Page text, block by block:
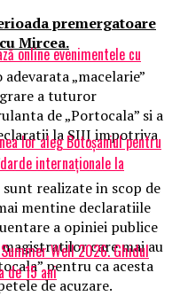
premergatoare
Mircea.
„macelarie”
a tuturor
de „Portocala” si a
la SIIJ impotriva
realizate in scop de
mentine declaratiile
a opiniei publice
care mai au
pentru ca acesta
de acuzare.
online evenimentele cu
lor aleg Botoșaniul pentru
internaționale la
Well 2026. Ghidul
de 15 ani